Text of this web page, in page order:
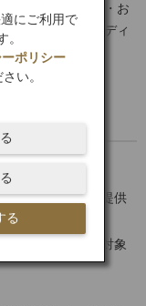
ト・FAQツール・お
に応じたスピーディ
ュラーの情報の提供
ービスについて対象
にご利用で
。
ポリシー
い。
る